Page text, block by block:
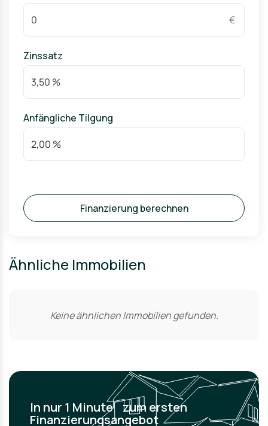
€
Zinssatz
Anfängliche Tilgung
Finanzierung berechnen
Ähnliche Immobilien
Keine ähnlichen Immobilien gefunden.
In nur 1 Minute zum ersten
Finanzierungsangebot